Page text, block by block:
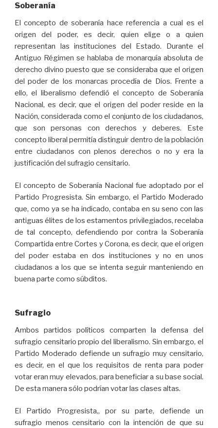
Soberanía
El concepto de soberanía hace referencia a cual es el
origen del poder, es decir, quien elige o a quien
representan las instituciones del Estado. Durante el
Antiguo Régimen se hablaba de monarquía absoluta de
derecho divino puesto que se consideraba que el origen
del poder de los monarcas procedía de Dios. Frente a
ello, el liberalismo defendió el concepto de Soberanía
Nacional, es decir, que el origen del poder reside en la
Nación, considerada como el conjunto de los ciudadanos,
que son personas con derechos y deberes. Este
concepto liberal permitía distinguir dentro de la población
entre ciudadanos con plenos derechos o no y era la
justificación del sufragio censitario.
El concepto de Soberanía Nacional fue adoptado por el
Partido Progresista. Sin embargo, el Partido Moderado
que, como ya se ha indicado, contaba en su seno con las
antiguas élites de los estamentos privilegiados, recelaba
de tal concepto, defendiendo por contra la Soberanía
Compartida entre Cortes y Corona, es decir, que el origen
del poder estaba en dos instituciones y no en unos
ciudadanos a los que se intenta seguir manteniendo en
buena parte como súbditos.
Sufragio
Ambos partidos políticos comparten la defensa del
sufragio censitario propio del liberalismo. Sin embargo, el
Partido Moderado defiende un sufragio muy censitario,
es decir, en el que los requisitos de renta para poder
votar eran muy elevados, para beneficiar a su base social.
De esta manera sólo podrían votar las clases altas.
El Partido Progresista,, por su parte, defiende un
sufragio menos censitario con la intención de que su